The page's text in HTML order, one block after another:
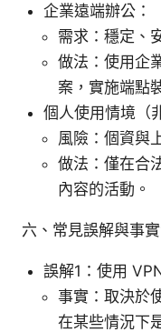
企業遠端辦公：
需求：穩定、
做法：使用企
案，實施端點
個人使用情境（
風險：個資與
做法：僅在合
內容的活動。
六、常見誤解與事
誤解1：使用
事實：取決於
在某些情況下